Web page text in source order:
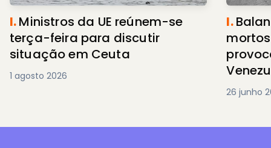
I.Ministros da UE reúnem-se
terça-feira para discutir
situação em Ceuta
1 agosto 2026
I.
26 junho